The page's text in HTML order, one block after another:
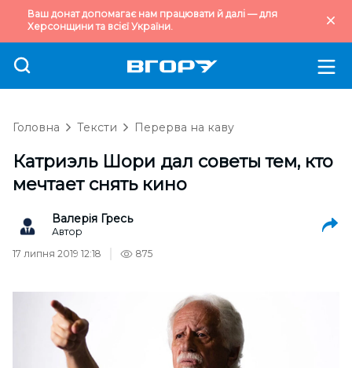
Ваш донат допомагає нам працювати й далі — для
Херсонщини та всієї України.
Головна Тексти Перерва на каву
Катриэль Шори дал советы тем, кто
мечтает снять кино
Валерія Гресь
Автор
17 липня 2019 12:18
875